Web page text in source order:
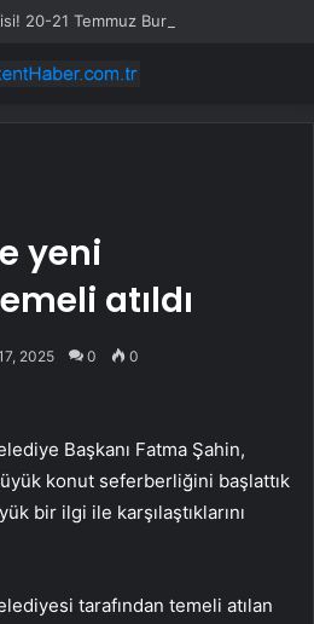
yeni
atıldı
2025 0 0
Başkanı Fatma Şahin,
konut seferberliğini başlattık
bir ilgi ile karşılaştıklarını
tarafından temeli atılan